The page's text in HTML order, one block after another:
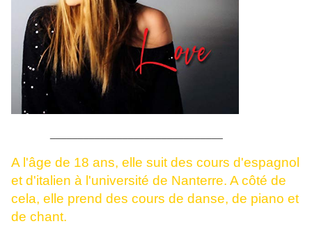
A l'âge de 18 ans, elle suit des cours d'espagnol
et d'italien à l'université de Nanterre. A côté de
cela, elle prend des cours de danse, de piano et
de chant.